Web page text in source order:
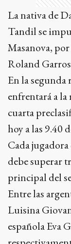
La nativa de
Tandil se
Masanova,
Roland
En la segunda
enfrentará a
cuarta
hoy a las 9.40
Cada
debe superar
principal del
Entre las
Luisina
española Eva